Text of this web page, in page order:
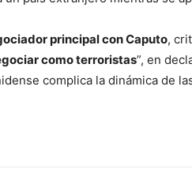
principal con Caputo,
como terroristas”, en
complica la dinámica de